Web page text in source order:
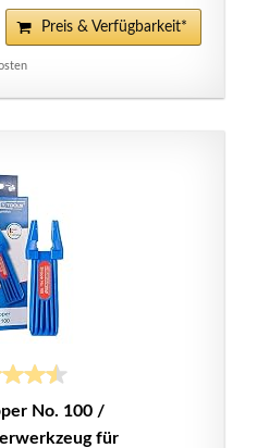
Preis & Verfügbarkeit*
No. 100 /
für